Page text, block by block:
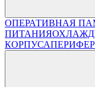
ОПЕРАТИВНАЯ
ПИТАНИЯ
КОРПУСА